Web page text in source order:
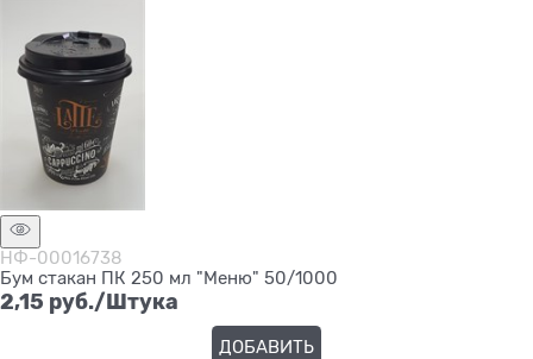
НФ-00016738
Бум стакан ПК 250 мл "Меню" 50/1000
2,15 руб./Штука
ДОБАВИТЬ